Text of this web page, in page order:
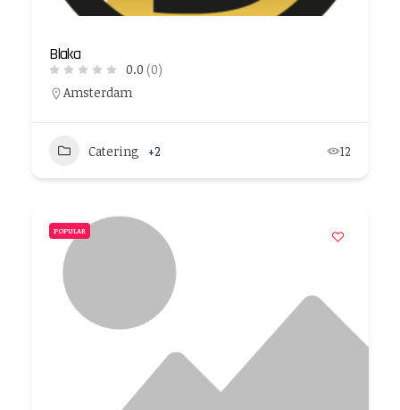
Blaka
0.0 (0)
Amsterdam
Catering +2 12
POPULAR